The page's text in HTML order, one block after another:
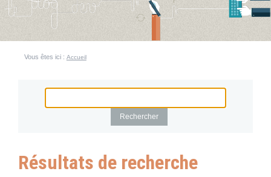
Vous êtes ici : Accueil
Résultats de recherche